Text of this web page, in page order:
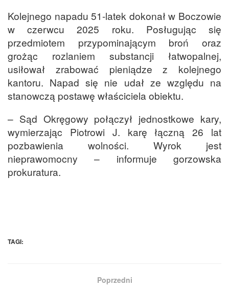
Kolejnego napadu 51-latek dokonał w Boczowie
w czerwcu 2025 roku. Posługując się
przedmiotem przypominającym broń oraz
grożąc rozlaniem substancji łatwopalnej,
usiłował zrabować pieniądze z kolejnego
kantoru. Napad się nie udał ze względu na
stanowczą postawę właściciela obiektu.
– Sąd Okręgowy połączył jednostkowe kary,
wymierzając Piotrowi J. karę łączną 26 lat
pozbawienia wolności. Wyrok jest
nieprawomocny – informuje gorzowska
prokuratura.
TAGI:
Poprzedni